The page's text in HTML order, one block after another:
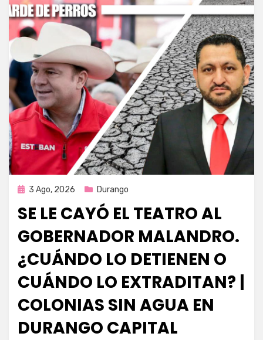
Publicada
3 Ago, 2026 Durango
SE LE CAYÓ EL TEATRO AL
GOBERNADOR MALANDRO.
¿CUÁNDO LO DETIENEN O
CUÁNDO LO EXTRADITAN? |
COLONIAS SIN AGUA EN
DURANGO CAPITAL